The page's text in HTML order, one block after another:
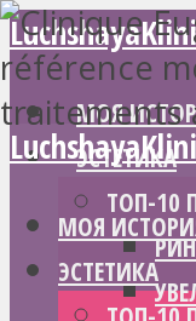
МОЯ
ЭСТЕТИКА
ТОП-10
МОЯ
ЭСТЕТИКА